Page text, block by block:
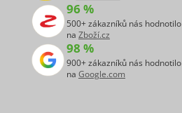
96 %
500+ zákazníků nás hodnotilo
na Zboží.cz
98 %
900+ zákazníků nás hodnotilo
na Google.com